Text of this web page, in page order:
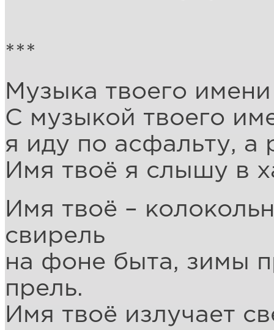
***
Музыка твоего
С музыкой твоего
я иду по асфальту,
Имя твоё я слышу в
Имя твоё –
свирель
на фоне быта, зимы
прель.
Имя твоё излучает